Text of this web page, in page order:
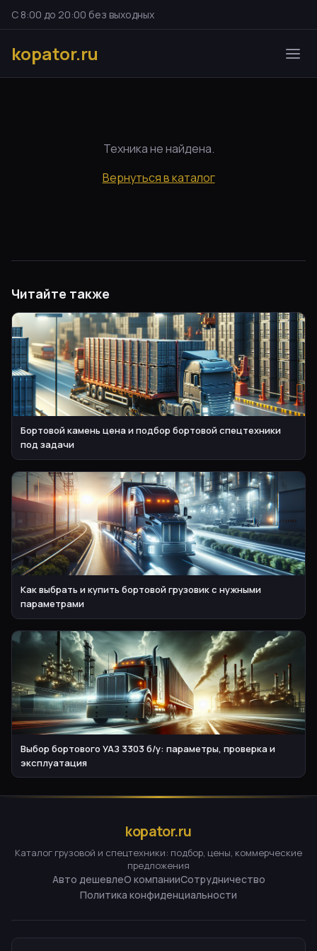
С 8:00 до 20:00 без выходных
kopator.ru
Техника не найдена.
Вернуться в каталог
Читайте также
Бортовой камень цена и подбор бортовой спецтехники
под задачи
Как выбрать и купить бортовой грузовик с нужными
параметрами
Выбор бортового УАЗ 3303 б/у: параметры, проверка и
эксплуатация
kopator.ru
Каталог грузовой и спецтехники: подбор, цены, коммерческие
предложения
Авто дешевлеО компанииСотрудничество
Политика конфиденциальности